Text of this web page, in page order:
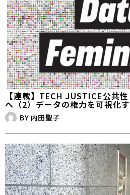
【連載】TECH JUSTICE――公共
へ（2）データの権力を可視化
BY 内田聖子